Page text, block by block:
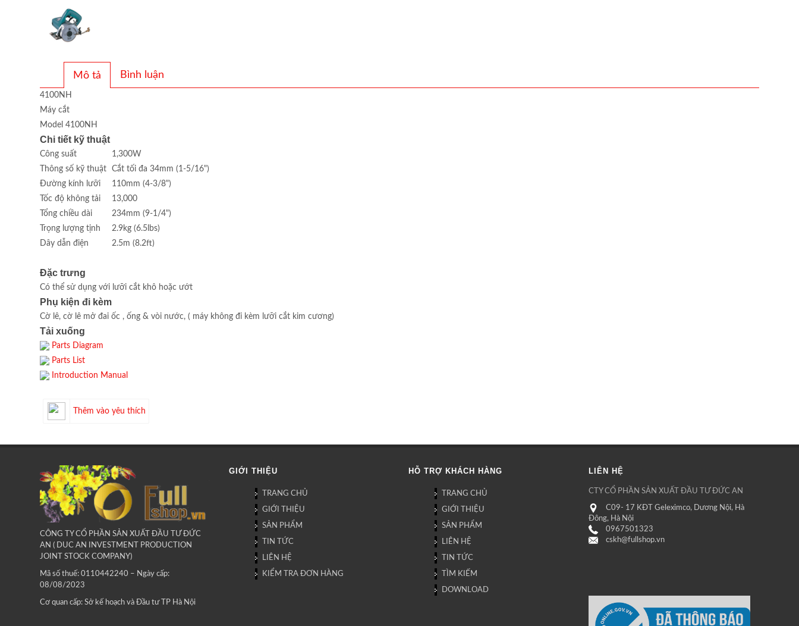
Mô tả Bình luận
4100NH
Máy cắt
Model 4100NH
Chi tiết kỹ thuật
Công suất
1,300W
Thông số kỹ thuật
Cắt tối đa 34mm (1-5/16")
Đường kính lưỡi
110mm (4-3/8")
Tốc độ không tải
13,000
Tổng chiều dài
234mm (9-1/4")
Trọng lượng tịnh
2.9kg (6.5lbs)
Dây dẫn điện
2.5m (8.2ft)
Đặc trưng
Có thể sử dụng với lưỡi cắt khô hoặc ướt
Phụ kiện đi kèm
Cờ lê, cờ lê mở đai ốc , ống & vòi nước, ( máy không đi kèm lưỡi cắt kim cương)
Tải xuống
Parts Diagram
Parts List
Introduction Manual
Thêm vào yêu thích
CÔNG TY CỔ PHẦN SẢN XUẤT ĐẦU TƯ ĐỨC
AN ( DUC AN INVESTMENT PRODUCTION
JOINT STOCK COMPANY)
Mã số thuế: 0110442240 – Ngày cấp:
08/08/2023
Cơ quan cấp: Sở kế hoạch và Đầu tư TP Hà Nội
GIỚI THIỆU
TRANG CHỦ
GIỚI THIỆU
SẢN PHẨM
TIN TỨC
LIÊN HỆ
KIỂM TRA ĐƠN HÀNG
HỖ TRỢ KHÁCH HÀNG
TRANG CHỦ
GIỚI THIỆU
SẢN PHẨM
LIÊN HỆ
TIN TỨC
TÌM KIẾM
DOWNLOAD
LIÊN HỆ
CTY CỔ PHẦN SẢN XUẤT ĐẦU TƯ ĐỨC AN
C09- 17 KĐT Geleximco, Dương Nội, Hà
Đông, Hà Nội
0967501323
cskh@fullshop.vn